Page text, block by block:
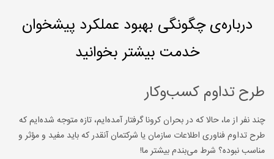
درباره‌ی چگونگی بهبود عملکرد پیشخوان
خدمت بیشتر بخوانید
طرح تداوم کسب‌وکار
چند نفر از ما، حالا که در بحران کرونا گرفتار آمده‌ایم، تازه متوجه شده‌ایم که
طرح تداوم فناوری اطلاعات سازمان یا شرکتمان آنقدر که باید مفید و مؤثر و
مناسب نبوده؟ شرط می‌بندم بیشتر ما!